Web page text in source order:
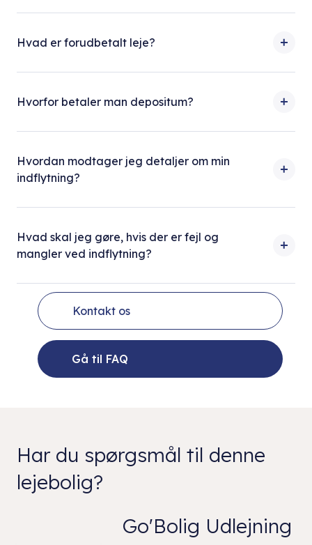
Hvad er forudbetalt leje?
Hvorfor betaler man depositum?
Hvordan modtager jeg detaljer om min
indflytning?
Hvad skal jeg gøre, hvis der er fejl og
mangler ved indflytning?
Kontakt os
Gå til FAQ
Har du spørgsmål til denne
lejebolig?
Go'Bolig Udlejning